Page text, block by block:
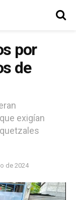
por
de
exigían
de 2024